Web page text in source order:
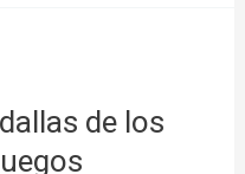
de los